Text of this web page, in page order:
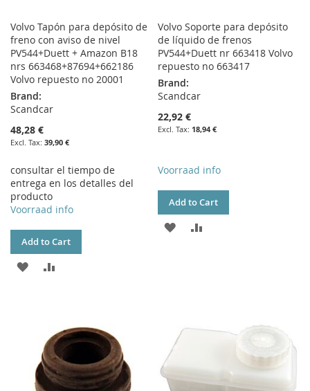
Volvo Tapón para depósito de
freno con aviso de nivel
PV544+Duett + Amazon B18
nrs 663468+87694+662186
Volvo repuesto no 20001
Brand:
Scandcar
48,28 €
39,90 €
consultar el tiempo de
entrega en los detalles del
producto
Voorraad info
Add to Cart
ADD
LIST
Volvo Soporte para depósito
de líquido de frenos
PV544+Duett nr 663418 Volvo
repuesto no 663417
Brand:
Scandcar
22,92 €
18,94 €
Voorraad info
Add to Cart
ADD